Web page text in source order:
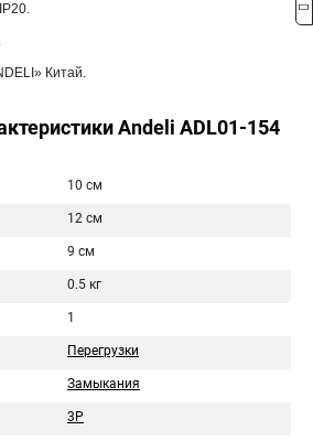
Китай.
Andeli ADL01-154
10 см
12 см
9 см
0.5 кг
1
Перегрузки
Замыкания
3P